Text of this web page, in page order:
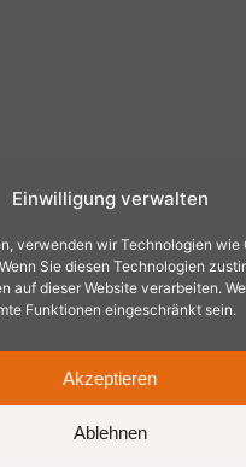
Einwilligung verwalten
verwenden wir Technologien
Sie diesen Technologien
auf dieser Website verarbeiten.
Funktionen eingeschränkt sein.
Akzeptieren
Ablehnen